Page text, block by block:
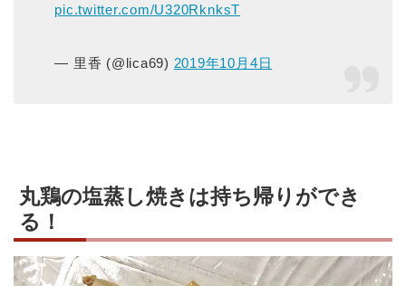
pic.twitter.com/U320RknksT
— 里香 (@lica69) 2019年10月4日
丸鶏の塩蒸し焼きは持ち帰りができ
る！